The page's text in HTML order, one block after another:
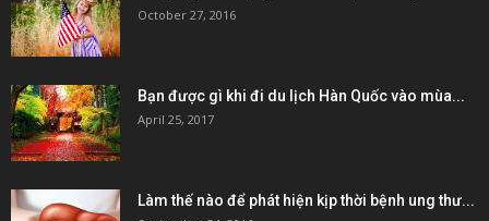
October 27, 2016
Bạn được gì khi đi du lịch Hàn Quốc vào mùa...
April 25, 2017
Làm thế nào để phát hiện kịp thời bệnh ung thư...